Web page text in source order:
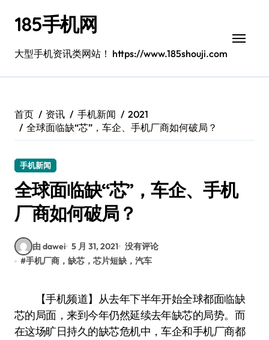
185手机网
大型手机资讯类网站！ https://www.185shouji.com
首页 资讯 手机新闻
2021
全球面临缺“芯”，车企、手机厂商如何破局？
手机新闻
全球面临缺“芯”，车企、手机
厂商如何破局？
由 dawei 5 月 31, 2021 没有评论
#手机厂商，缺芯，芯片短缺，汽车
【手机频道】从去年下半年开始全球都面临缺
芯的局面，来到今年仍然延续去年缺芯的局势。而
在这场旷日持久的缺芯危机中，车企和手机厂商都